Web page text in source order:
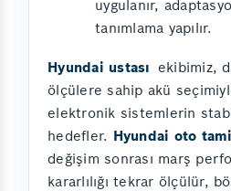
uygulanır,
tanımlama yapılır.
Hyundai ustası ekibimiz,
ölçülere sahip akü
elektronik sistemlerin stabil
hedefler. Hyundai oto
değişim sonrası marş
kararlılığı tekrar ölçülür,